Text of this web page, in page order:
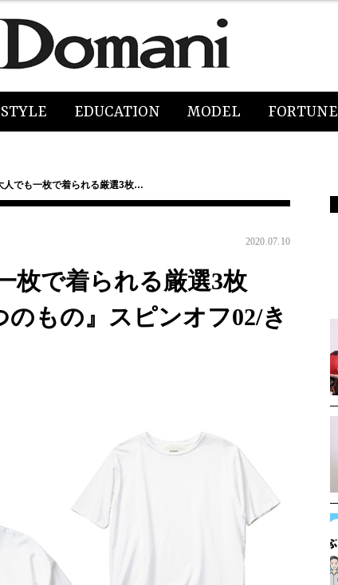
EDUCATION MODEL FORTUNE
人でも一枚で着られる厳選3枚…
2020.07.10
枚で着られる厳選3枚
のもの』スピンオフ02/き